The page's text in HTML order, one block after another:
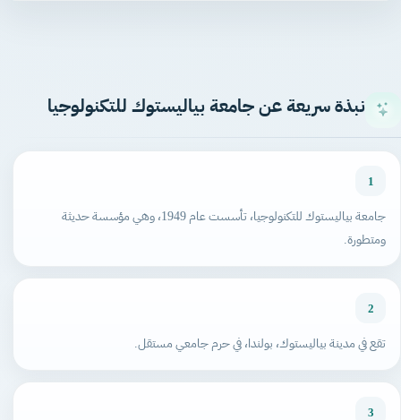
نبذة سريعة عن جامعة بياليستوك للتكنولوجيا
1
جامعة بياليستوك للتكنولوجيا، تأسست عام 1949، وهي مؤسسة حديثة
ومتطورة.
2
تقع في مدينة بياليستوك، بولندا، في حرم جامعي مستقل.
3